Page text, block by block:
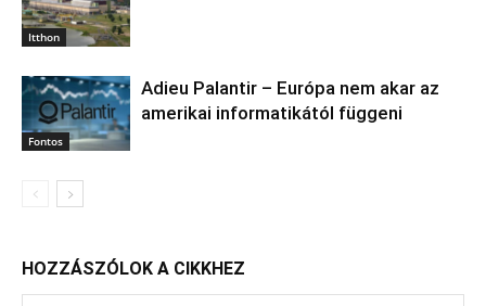
Itthon
Fontos
Adieu Palantir – Európa nem akar az
amerikai informatikától függeni
HOZZÁSZÓLOK A CIKKHEZ